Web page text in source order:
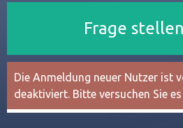
Frage stellen
Die Anmeldung neuer Nutzer ist
deaktiviert. Bitte versuchen Sie